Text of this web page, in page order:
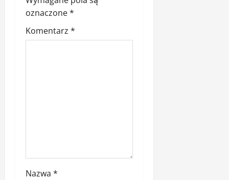
y
oznaczone*
Komentarz *
Nazwa *